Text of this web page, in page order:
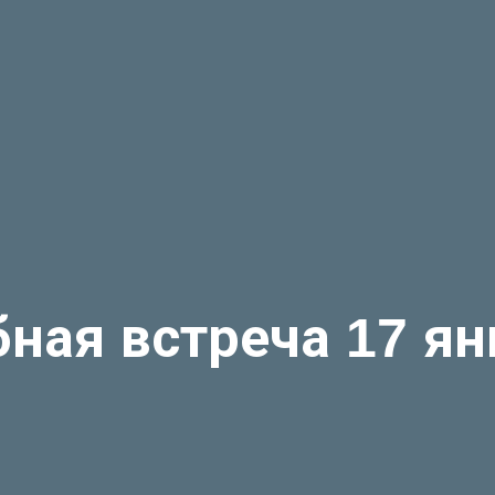
встреча 17